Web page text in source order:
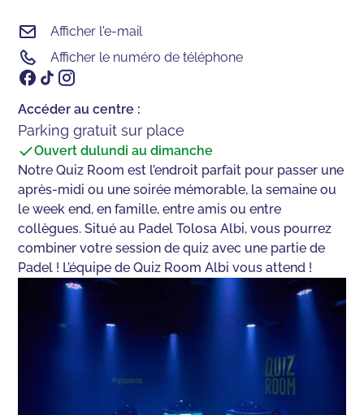
Afficher l'e-mail
Afficher le numéro de téléphone
Accéder au centre :
Parking gratuit sur place
Ouvert dulundi au dimanche
Notre Quiz Room est l’endroit parfait pour passer une
après-midi ou une soirée mémorable, la semaine ou
le week end, en famille, entre amis ou entre
collègues. Situé au Padel Tolosa Albi, vous pourrez
combiner votre session de quiz avec une partie de
Padel ! L’équipe de Quiz Room Albi vous attend !